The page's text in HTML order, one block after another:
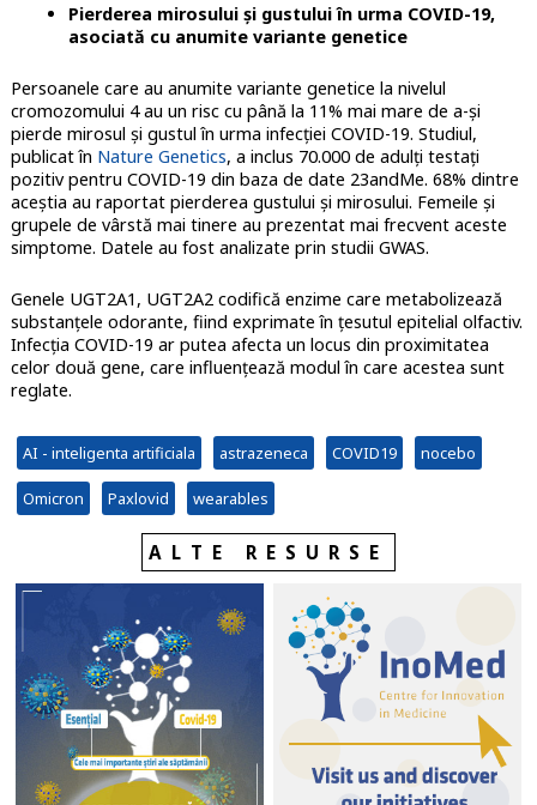
Pierderea mirosului și gustului în urma COVID-19,
asociată cu anumite variante genetice
Persoanele care au anumite variante genetice la nivelul
cromozomului 4 au un risc cu până la 11% mai mare de a-și
pierde mirosul și gustul în urma infecției COVID-19. Studiul,
publicat în Nature Genetics, a inclus 70.000 de adulți testați
pozitiv pentru COVID-19 din baza de date 23andMe. 68% dintre
aceștia au raportat pierderea gustului și mirosului. Femeile și
grupele de vârstă mai tinere au prezentat mai frecvent aceste
simptome. Datele au fost analizate prin studii GWAS.
Genele UGT2A1, UGT2A2 codifică enzime care metabolizează
substanțele odorante, fiind exprimate în țesutul epitelial olfactiv.
Infecția COVID-19 ar putea afecta un locus din proximitatea
celor două gene, care influențează modul în care acestea sunt
reglate.
AI - inteligenta artificiala astrazeneca COVID19 nocebo
Omicron Paxlovid wearables
ALTE RESURSE